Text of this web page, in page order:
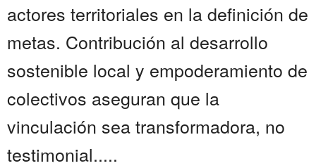
actores territoriales en la definición de
metas. Contribución al desarrollo
sostenible local y empoderamiento de
colectivos aseguran que la
vinculación sea transformadora, no
testimonial.....